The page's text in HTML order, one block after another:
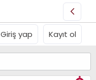
Giriş yap Kayıt ol